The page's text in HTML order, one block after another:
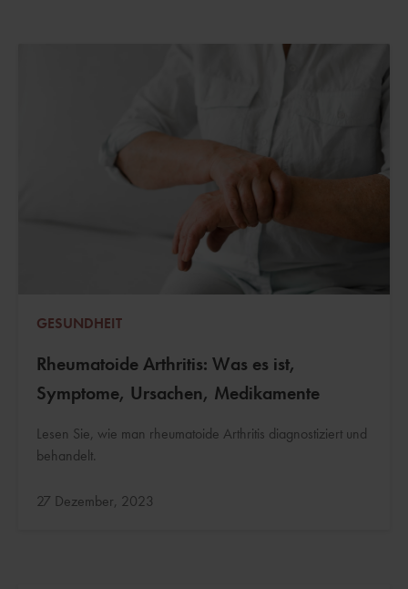
GESUNDHEIT
Rheumatoide Arthritis: Was es ist,
Symptome, Ursachen, Medikamente
Lesen Sie, wie man rheumatoide Arthritis diagnostiziert und
behandelt.
Aktualisiert:
27 Dezember, 2023